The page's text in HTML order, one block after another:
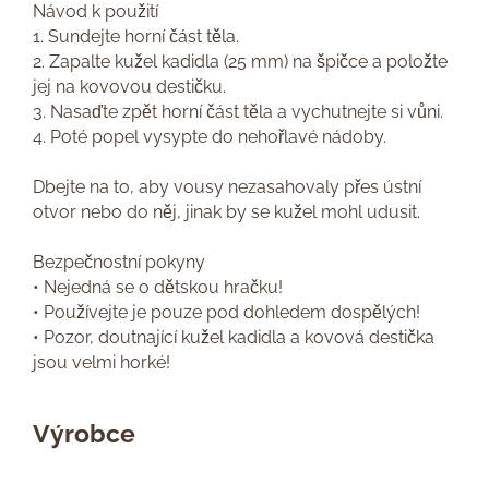
Návod k použití
1. Sundejte horní část těla.
2. Zapalte kužel kadidla (25 mm) na špičce a položte
jej na kovovou destičku.
3. Nasaďte zpět horní část těla a vychutnejte si vůni.
4. Poté popel vysypte do nehořlavé nádoby.
Dbejte na to, aby vousy nezasahovaly přes ústní
otvor nebo do něj, jinak by se kužel mohl udusit.
Bezpečnostní pokyny
• Nejedná se o dětskou hračku!
• Používejte je pouze pod dohledem dospělých!
• Pozor, doutnající kužel kadidla a kovová destička
jsou velmi horké!
Výrobce